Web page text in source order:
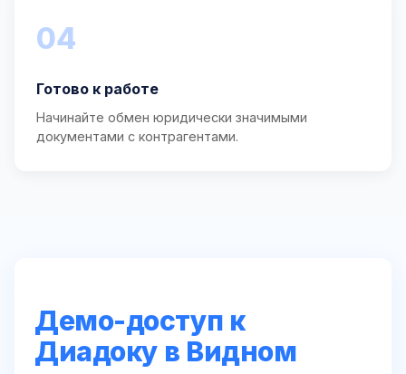
04
Готово к работе
Начинайте обмен юридически значимыми
документами с контрагентами.
Демо-доступ к
Диадоку в Видном